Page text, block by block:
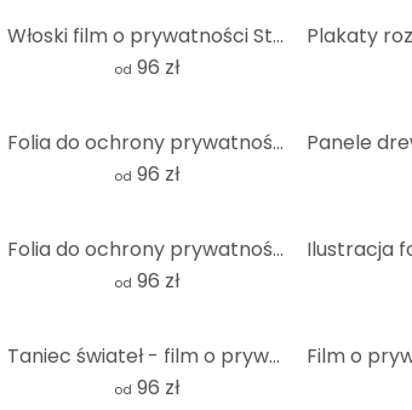
Włoski film o prywatności Stonewall
od 96 zł
Folia do ochrony prywatności Wall 01 - Panorama
od 96 zł
Folia do ochrony prywatności Confetti & Cream - All you need is love
od 96 zł
Taniec świateł - film o prywatności
od 96 zł